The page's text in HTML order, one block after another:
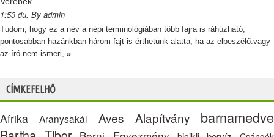
1:53 du. By admin
Tudom, hogy ez a név a népi terminológiában több fajra is ráhúzható,
pontosabban hazánkban három fajt is érthetünk alatta, ha az elbeszélő.vagy
az író nem ismeri, »
CÍMKEFELHŐ
Afrika Aranysakál Aves Alapítvány barnamedve